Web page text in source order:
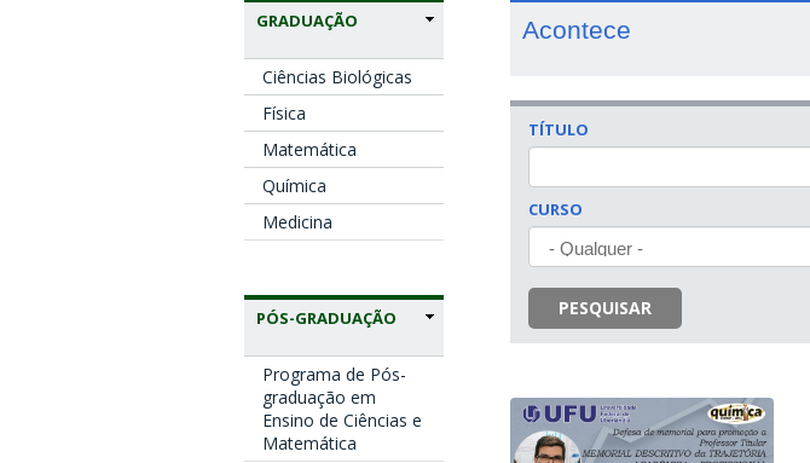
GRADUAÇÃO
Ciências Biológicas
Física
Matemática
Química
Medicina
PÓS-GRADUAÇÃO
Programa de Pós-
graduação em
Ensino de Ciências e
Matemática
Acontece
TÍTULO
CURSO
PESQUISAR